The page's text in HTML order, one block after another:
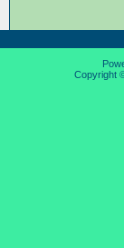
Copyright